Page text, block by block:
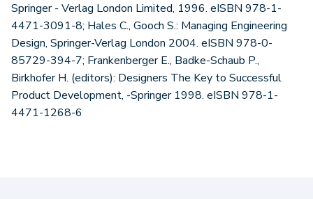
Springer - Verlag London Limited, 1996. eISBN 978-1-
4471-3091-8; Hales C., Gooch S.: Managing Engineering
Design, Springer-Verlag London 2004. eISBN 978-0-
85729-394-7; Frankenberger E., Badke-Schaub P.,
Birkhofer H. (editors): Designers The Key to Successful
Product Development, -Springer 1998. eISBN 978-1-
4471-1268-6